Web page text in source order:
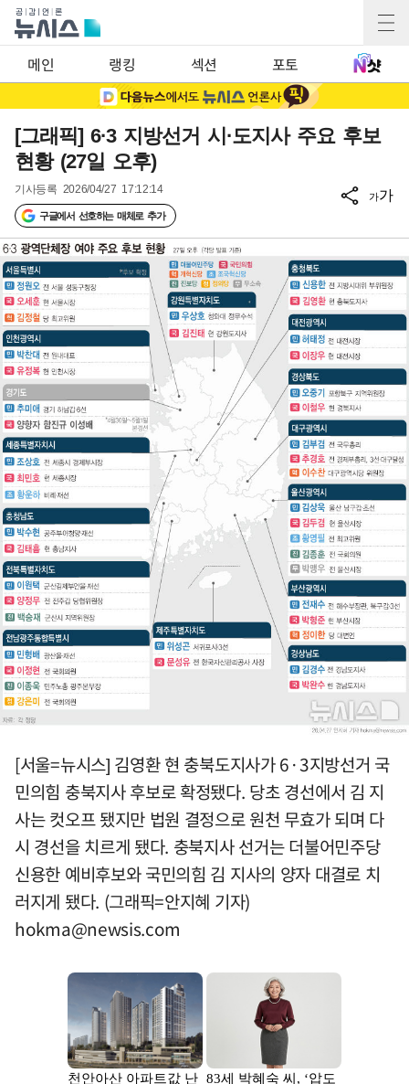
메인 랭킹 섹션 포토
[그래픽] 6·3 지방선거 시·도지사 주요 후보
현황 (27일 오후)
기사등록 2026/04/27 17:12:14
구글에서 선호하는 매체로 추가
가가
[서울=뉴시스] 김영환 현 충북도지사가 6·3지방선거 국
민의힘 충북지사 후보로 확정됐다. 당초 경선에서 김 지
사는 컷오프 됐지만 법원 결정으로 원천 무효가 되며 다
시 경선을 치르게 됐다. 충북지사 선거는 더불어민주당
신용한 예비후보와 국민의힘 김 지사의 양자 대결로 치
러지게 됐다. (그래픽=안지혜 기자)
hokma@newsis.com